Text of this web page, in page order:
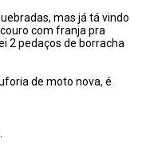
mas já tá vindo
com franja pra
2 pedaços de borracha
de moto nova, é